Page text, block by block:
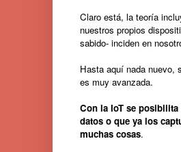
Claro está, la teoría
nuestros propios
sabido- inciden en
Hasta aquí nada nuevo,
es muy avanzada.
Con la IoT se
datos o que ya los
muchas cosas.